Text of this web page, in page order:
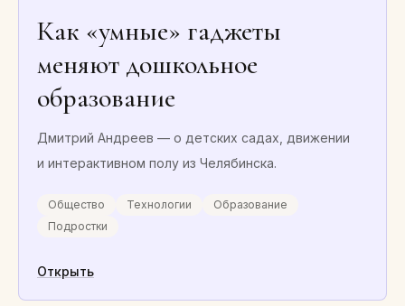
Как «умные» гаджеты
меняют дошкольное
образование
Дмитрий Андреев — о детских садах, движении
и интерактивном полу из Челябинска.
Общество Технологии
Образование
Подростки
Открыть